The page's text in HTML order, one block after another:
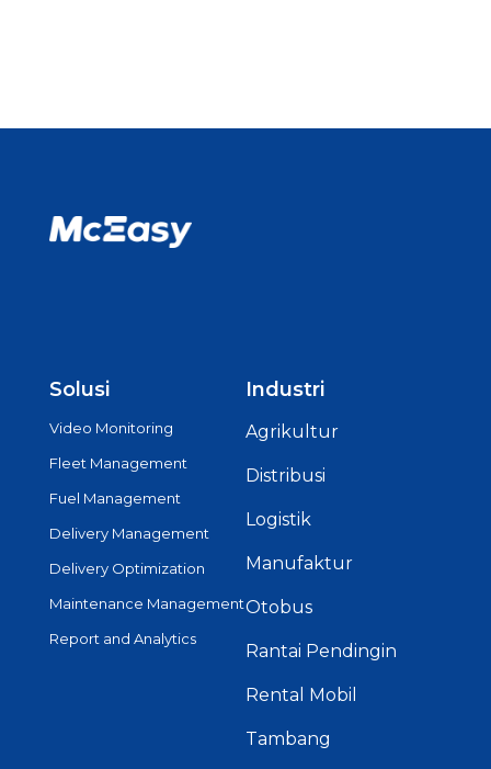
Solusi
Video Monitoring
Fleet Management
Fuel Management
Delivery Management
Delivery Optimization
Maintenance Management
Report and Analytics
Industri
Agrikultur
Distribusi
Logistik
Manufaktur
Otobus
Rantai Pendingin
Rental Mobil
Tambang